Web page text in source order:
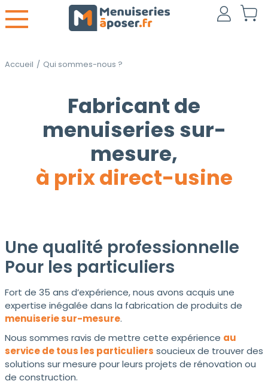
Accueil / Qui sommes-nous ?
Fabricant de
menuiseries sur-
mesure,
à prix direct-usine
Une qualité professionnelle
Pour les particuliers
Fort de 35 ans d’expérience, nous avons acquis une
expertise inégalée dans la fabrication de produits de
menuiserie sur-mesure.
Nous sommes ravis de mettre cette expérience au
service de tous les particuliers soucieux de trouver des
solutions sur mesure pour leurs projets de rénovation ou
de construction.